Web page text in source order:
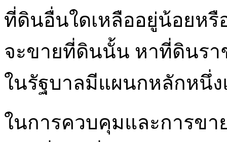
ที่ดินอื่นใดเหลืออยู่น้อยห
จะขายที่ดินนั้น หาที่ดินรา
ในรัฐบาลมีแผนกหลักหนึ่
ในการควบคุมและการข